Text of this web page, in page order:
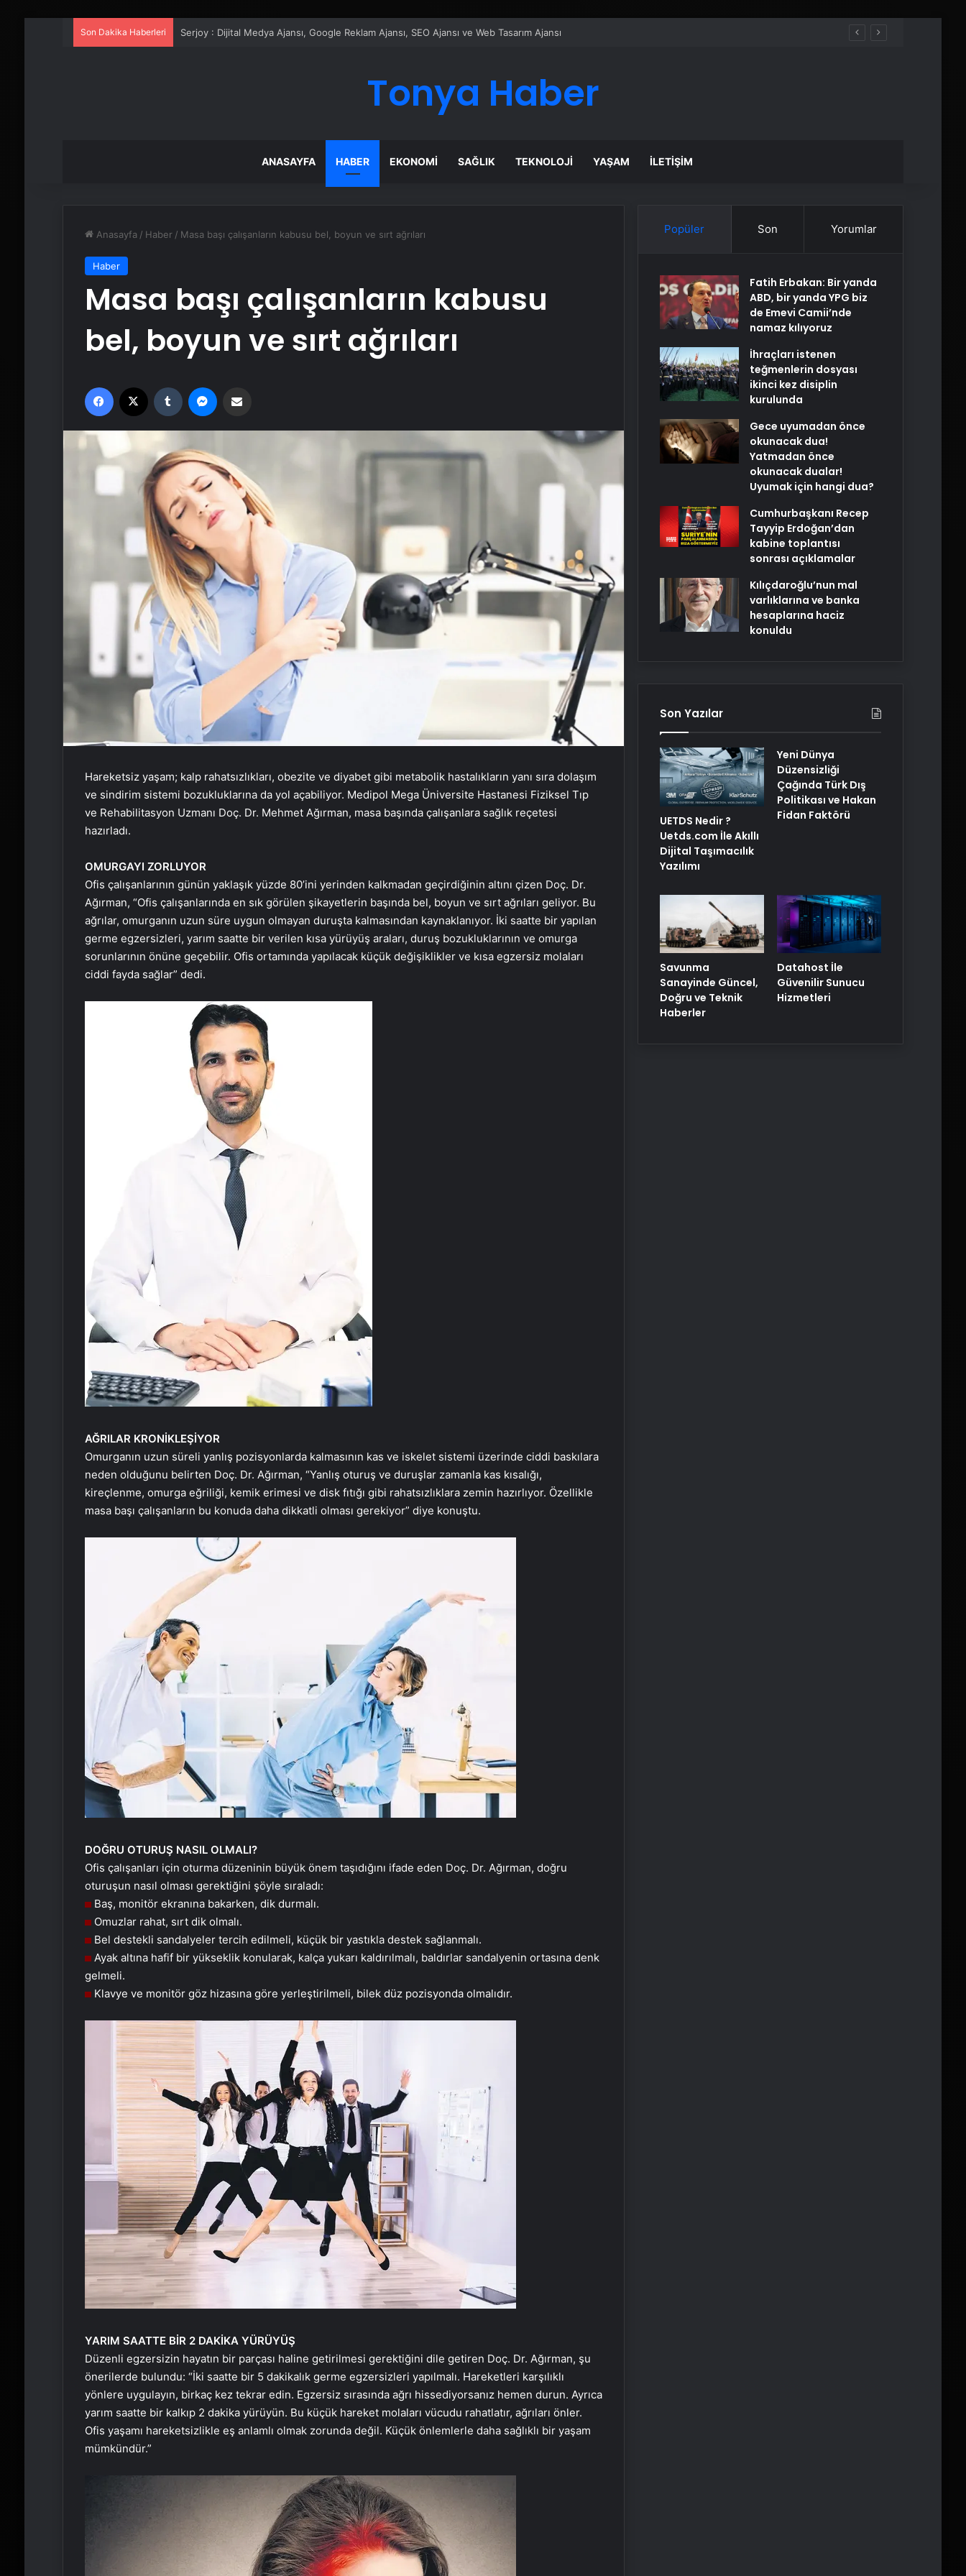
Son Dakika Haberleri UETDS Nedir ? Uetds.com İle Akıllı Dijital Taşımacılık Yazılımı
Tonya Haber
ANASAYFA HABER EKONOMI SAĞLIK TEKNOLOJI YAŞAM İLETIŞIM
Anasayfa / Haber / Masa başı çalışanların kabusu bel, boyun ve sırt ağrıları
Haber
Masa başı çalışanların kabusu
bel, boyun ve sırt ağrıları
Facebook Tumblr
Hareketsiz yaşam; kalp rahatsızlıkları, obezite ve diyabet gibi metabolik hastalıkların yanı sıra dolaşım
ve sindirim sistemi bozukluklarına da yol açabiliyor. Medipol Mega Üniversite Hastanesi Fiziksel Tıp
ve Rehabilitasyon Uzmanı Doç. Dr. Mehmet Ağırman, masa başında çalışanlara sağlık reçetesi
hazırladı.
OMURGAYI ZORLUYOR
Ofis çalışanlarının günün yaklaşık yüzde 80’ini yerinden kalkmadan geçirdiğinin altını çizen Doç. Dr.
Ağırman, “Ofis çalışanlarında en sık görülen şikayetlerin başında bel, boyun ve sırt ağrıları geliyor. Bu
ağrılar, omurganın uzun süre uygun olmayan duruşta kalmasından kaynaklanıyor. İki saatte bir yapılan
germe egzersizleri, yarım saatte bir verilen kısa yürüyüş araları, duruş bozukluklarının ve omurga
sorunlarının önüne geçebilir. Ofis ortamında yapılacak küçük değişiklikler ve kısa egzersiz molaları
ciddi fayda sağlar” dedi.
AĞRILAR KRONİKLEŞİYOR
Omurganın uzun süreli yanlış pozisyonlarda kalmasının kas ve iskelet sistemi üzerinde ciddi baskılara
neden olduğunu belirten Doç. Dr. Ağırman, “Yanlış oturuş ve duruşlar zamanla kas kısalığı,
kireçlenme, omurga eğriliği, kemik erimesi ve disk fıtığı gibi rahatsızlıklara zemin hazırlıyor. Özellikle
masa başı çalışanların bu konuda daha dikkatli olması gerekiyor” diye konuştu.
DOĞRU OTURUŞ NASIL OLMALI?
Ofis çalışanları için oturma düzeninin büyük önem taşıdığını ifade eden Doç. Dr. Ağırman, doğru
oturuşun nasıl olması gerektiğini şöyle sıraladı:
Baş, monitör ekranına bakarken, dik durmalı.
Omuzlar rahat, sırt dik olmalı.
Bel destekli sandalyeler tercih edilmeli, küçük bir yastıkla destek sağlanmalı.
Ayak altına hafif bir yükseklik konularak, kalça yukarı kaldırılmalı, baldırlar sandalyenin ortasına denk
gelmeli.
Klavye ve monitör göz hizasına göre yerleştirilmeli, bilek düz pozisyonda olmalıdır.
YARIM SAATTE BİR 2 DAKİKA YÜRÜYÜŞ
Düzenli egzersizin hayatın bir parçası haline getirilmesi gerektiğini dile getiren Doç. Dr. Ağırman, şu
önerilerde bulundu: “İki saatte bir 5 dakikalık germe egzersizleri yapılmalı. Hareketleri karşılıklı
yönlere uygulayın, birkaç kez tekrar edin. Egzersiz sırasında ağrı hissediyorsanız hemen durun. Ayrıca
yarım saatte bir kalkıp 2 dakika yürüyün. Bu küçük hareket molaları vücudu rahatlatır, ağrıları önler.
Ofis yaşamı hareketsizlikle eş anlamlı olmak zorunda değil. Küçük önlemlerle daha sağlıklı bir yaşam
mümkündür.”
Popüler Son Yorumlar
Fatih Erbakan: Bir yanda
ABD, bir yanda YPG biz
de Emevi Camii’nde
namaz kılıyoruz
İhraçları istenen
teğmenlerin dosyası
ikinci kez disiplin
kurulunda
Gece uyumadan önce
okunacak dua!
Yatmadan önce
okunacak dualar!
Uyumak için hangi dua?
Cumhurbaşkanı Recep
Tayyip Erdoğan’dan
kabine toplantısı
sonrası açıklamalar
Kılıçdaroğlu’nun mal
varlıklarına ve banka
hesaplarına haciz
konuldu
Son Yazılar
UETDS Nedir ?
Uetds.com İle Akıllı
Dijital Taşımacılık
Yazılımı
Yeni Dünya
Düzensizliği
Çağında Türk Dış
Politikası ve Hakan
Fidan Faktörü
Savunma
Sanayinde Güncel,
Doğru ve Teknik
Haberler
Datahost İle
Güvenilir Sunucu
Hizmetleri